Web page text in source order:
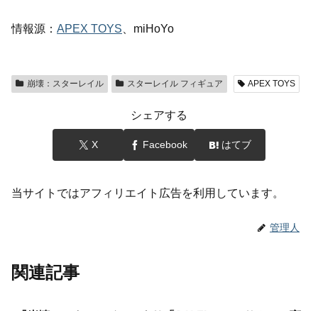
情報源： APEX TOYS 、miHoYo
崩壊：スターレイル スターレイル フィギュア APEX TOYS
シェアする
X Facebook はてブ
当サイトではアフィリエイト広告を利用しています。
管理人
関連記事